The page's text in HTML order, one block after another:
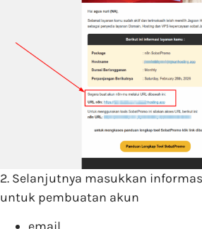
2. Selanjutnya masukkan
untuk pembuatan akun